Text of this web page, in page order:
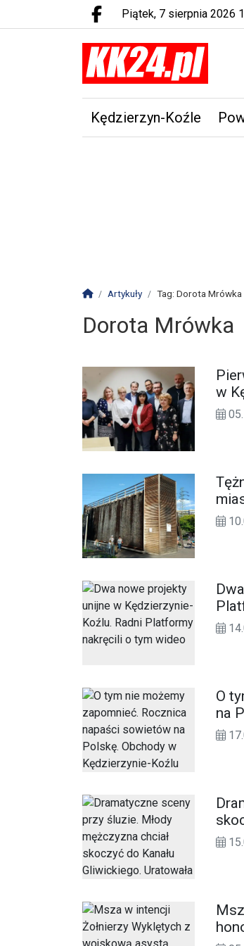
Facebook.com
piątek, 7 sierpnia 2026
Kędzierzyn-Koźle
Strona główna
Artykuły Tag: Dorota Mrówka
Dorota Mrówka
w
O
na